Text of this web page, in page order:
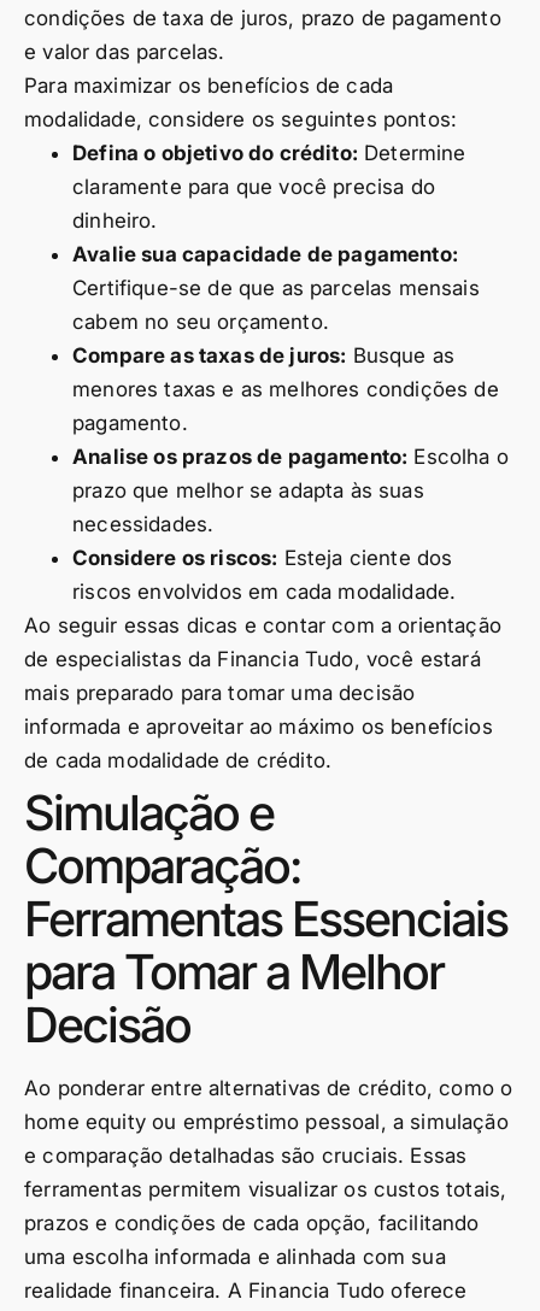
condições de taxa de juros, prazo de pagamento
e valor das parcelas.
Para maximizar os benefícios de cada
modalidade, considere os seguintes pontos:
Defina o objetivo do crédito: Determine
claramente para que você precisa do
dinheiro.
Avalie sua capacidade de pagamento:
Certifique-se de que as parcelas mensais
cabem no seu orçamento.
Compare as taxas de juros: Busque as
menores taxas e as melhores condições de
pagamento.
Analise os prazos de pagamento: Escolha o
prazo que melhor se adapta às suas
necessidades.
Considere os riscos: Esteja ciente dos
riscos envolvidos em cada modalidade.
Ao seguir essas dicas e contar com a orientação
de especialistas da Financia Tudo, você estará
mais preparado para tomar uma decisão
informada e aproveitar ao máximo os benefícios
de cada modalidade de crédito.
Simulação e
Comparação:
Ferramentas Essenciais
para Tomar a Melhor
Decisão
Ao ponderar entre alternativas de crédito, como o
home equity ou empréstimo pessoal, a simulação
e comparação detalhadas são cruciais. Essas
ferramentas permitem visualizar os custos totais,
prazos e condições de cada opção, facilitando
uma escolha informada e alinhada com sua
realidade financeira. A Financia Tudo oferece